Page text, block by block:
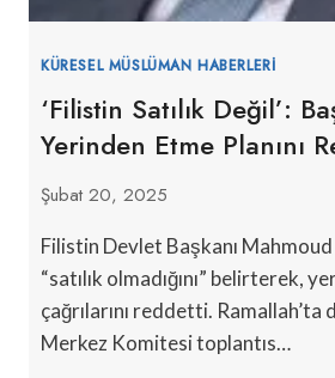
KÜRESEL MÜSLÜMAN HABERLERI
‘Filistin Satılık Değil’:
Yerinden Etme Planını
Şubat 20, 2025
Filistin Devlet Başkanı Mahmoud
“satılık olmadığını” belirterek,
çağrılarını reddetti. Ramallah’ta
Merkez Komitesi toplantıs…